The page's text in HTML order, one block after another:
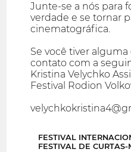
Junte-se a nós para
verdade e se tornar
cinematográfica.
Se você tiver
contato com a
Kristina Velychko
Festival Rodion
FESTIVAL
FESTIVAL DE CURTAS-